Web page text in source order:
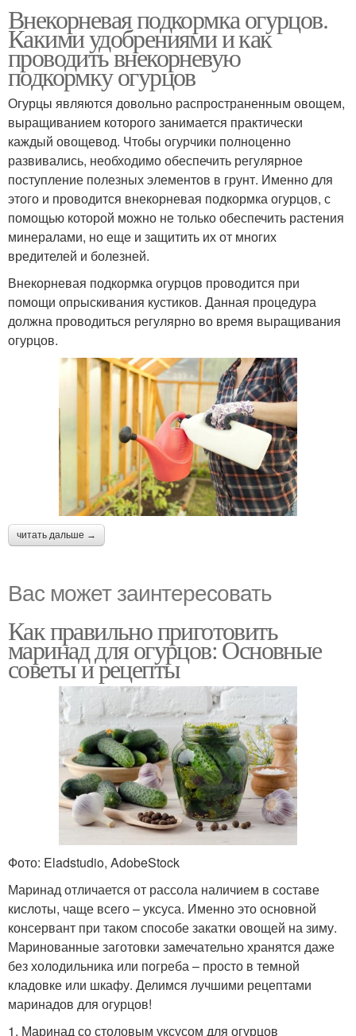
Внекорневая подкормка огурцов.
Какими удобрениями и как
проводить внекорневую
подкормку огурцов
Огурцы являются довольно распространенным овощем,
выращиванием которого занимается практически
каждый овощевод. Чтобы огурчики полноценно
развивались, необходимо обеспечить регулярное
поступление полезных элементов в грунт. Именно для
этого и проводится внекорневая подкормка огурцов, с
помощью которой можно не только обеспечить растения
минералами, но еще и защитить их от многих
вредителей и болезней.
Внекорневая подкормка огурцов проводится при
помощи опрыскивания кустиков. Данная процедура
должна проводиться регулярно во время выращивания
огурцов.
читать дальше →
Вас может заинтересовать
Как правильно приготовить
маринад для огурцов: Основные
советы и рецепты
Фото: Eladstudio, AdobeStock
Маринад отличается от рассола наличием в составе
кислоты, чаще всего – уксуса. Именно это основной
консервант при таком способе закатки овощей на зиму.
Маринованные заготовки замечательно хранятся даже
без холодильника или погреба – просто в темной
кладовке или шкафу. Делимся лучшими рецептами
маринадов для огурцов!
1. Маринад со столовым уксусом для огурцов